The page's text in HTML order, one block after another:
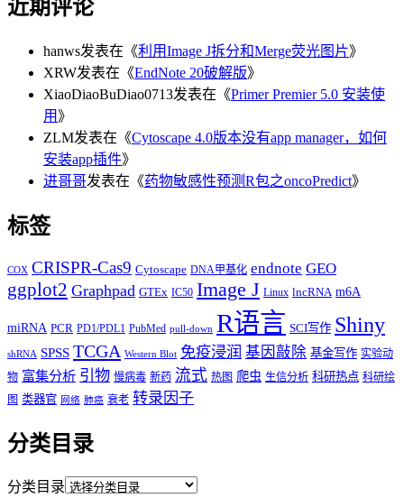
近期评论
hanws发表在《利用Image J拆分和Merge荧光图片》
XRW发表在《EndNote 20破解版》
XiaoDiaoBuDiao0713发表在《Primer Premier 5.0 安装使
用 》
ZLM发表在《Cytoscape 4.0版本没有app manager，如何
安装app插件》
进哥哥发表在《药物敏感性预测R包之oncoPredict》
标签
COX CRISPR-Cas9 Cytoscape DNA甲基化 endnote GEO
ggplot2 Graphpad GTEx IC50 Image J Linux lncRNA m6A
miRNA PCR PD1/PDL1 PubMed pull-down R语言 SCI写作 Shiny
shRNA SPSS TCGA Western Blot 免疫浸润 基因敲除 基金写作 实验动
物 富集分析 引物 慢病毒 新药 流式 热图 爬虫 生信分析 科研热点 科研绘
图 类器官 网络 肺癌 衰老 转录因子
分类目录
分类目录